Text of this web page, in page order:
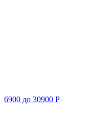
6900 до 30900 Р